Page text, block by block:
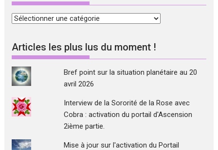
Classement
sujets
Articles les plus lus du moment !
Bref point sur la situation planétaire au 20
avril 2026
Interview de la Sororité de la Rose avec
Cobra : activation du portail d'Ascension
2ième partie.
Mise à jour sur l'activation du Portail